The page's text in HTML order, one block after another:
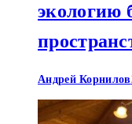
экологию
Андрей Корнилов